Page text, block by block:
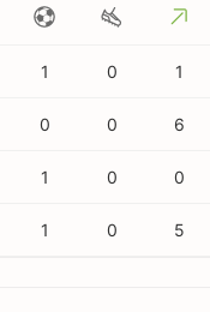
1 0 1
0 0 6
1 0 0
1 0 5